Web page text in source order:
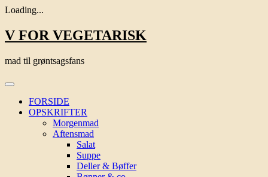
Loading...
Skip
to
V FOR VEGETARISK
mad til grøntsagsfans
FORSIDE
OPSKRIFTER
Morgenmad
Aftensmad
Salat
Suppe
Deller & Bøffer